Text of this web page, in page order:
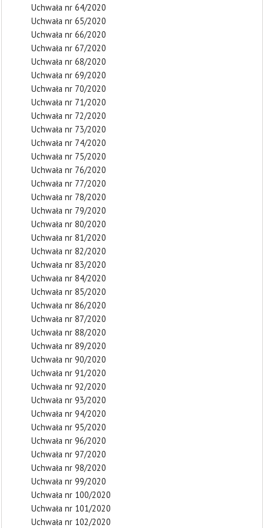
Uchwała nr 64/2020
Uchwała nr 65/2020
Uchwała nr 66/2020
Uchwała nr 67/2020
Uchwała nr 68/2020
Uchwała nr 69/2020
Uchwała nr 70/2020
Uchwała nr 71/2020
Uchwała nr 72/2020
Uchwała nr 73/2020
Uchwała nr 74/2020
Uchwała nr 75/2020
Uchwała nr 76/2020
Uchwała nr 77/2020
Uchwała nr 78/2020
Uchwała nr 79/2020
Uchwała nr 80/2020
Uchwała nr 81/2020
Uchwała nr 82/2020
Uchwała nr 83/2020
Uchwała nr 84/2020
Uchwała nr 85/2020
Uchwała nr 86/2020
Uchwała nr 87/2020
Uchwała nr 88/2020
Uchwała nr 89/2020
Uchwała nr 90/2020
Uchwała nr 91/2020
Uchwała nr 92/2020
Uchwała nr 93/2020
Uchwała nr 94/2020
Uchwała nr 95/2020
Uchwała nr 96/2020
Uchwała nr 97/2020
Uchwała nr 98/2020
Uchwała nr 99/2020
Uchwała nr 100/2020
Uchwała nr 101/2020
Uchwała nr 102/2020